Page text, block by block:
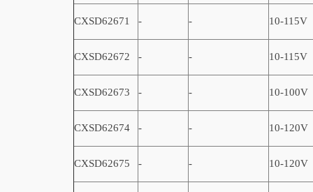
CXSD62671 - - 10-115V
CXSD62672 - - 10-115V
CXSD62673 - - 10-100V
CXSD62674 - - 10-120V
CXSD62675 - - 10-120V